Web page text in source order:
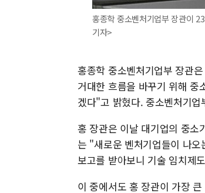
홍종학 중소벤처기업부 장관이
기자>
홍종학 중소벤처기업부 장관
거대한 흐름을 바꾸기 위해
겠다"고 밝혔다. 중소벤처기
홍 장관은 이날 대기업의 중소
는 "새로운 벤처기업들이 나
보고를 받아보니 기술 임치제
이 중에서도 홍 장관이 가장